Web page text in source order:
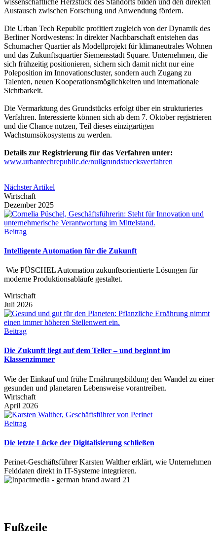
Austausch zwischen Forschung und Anwendung fördern.
Die Urban Tech Republic profitiert zugleich von der Dynamik des
Berliner Nordwestens: In direkter Nachbarschaft entstehen das
Schumacher Quartier als Modellprojekt für klimaneutrales Wohnen
und das Zukunftsquartier Siemensstadt Square. Unternehmen, die
sich frühzeitig positionieren, sichern sich damit nicht nur eine
Poleposition im Innovationscluster, sondern auch Zugang zu
Talenten, neuen Kooperationsmöglichkeiten und internationale
Sichtbarkeit.
Die Vermarktung des Grundstücks erfolgt über ein strukturiertes
Verfahren. Interessierte können sich ab dem 7. Oktober registrieren
und die Chance nutzen, Teil dieses einzigartigen
Wachstumsökosystems zu werden.
Details zur Registrierung für das Verfahren unter:
www.urbantechrepublic.de/nullgrundstuecksverfahren
Nächster Artikel
Wirtschaft
Dezember 2025
Beitrag
Intelligente Automation für die Zukunft
Wie PÜSCHEL Automation zukunftsorientierte Lösungen für
moderne Produktionsabläufe gestaltet.
Wirtschaft
Juli 2026
Beitrag
Die Zukunft liegt auf dem Teller – und beginnt im
Klassenzimmer
Wie der Einkauf und frühe Ernährungsbildung den Wandel zu einer
gesunden und planetaren Lebensweise vorantreiben.
Wirtschaft
April 2026
Beitrag
Die letzte Lücke der Digitalisierung schließen
Perinet-Geschäftsführer Karsten Walther erklärt, wie Unternehmen
Felddaten direkt in IT-Systeme integrieren.
Fußzeile